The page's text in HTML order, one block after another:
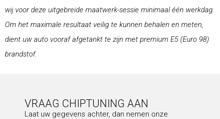
wij voor deze uitgebreide maatwerk-sessie minimaal één werkdag.
Om het maximale resultaat veilig te kunnen behalen en meten,
dient uw auto vooraf afgetankt te zijn met premium E5 (Euro 98)
brandstof.
VRAAG CHIPTUNING AAN
Laat uw gegevens achter, dan nemen onze